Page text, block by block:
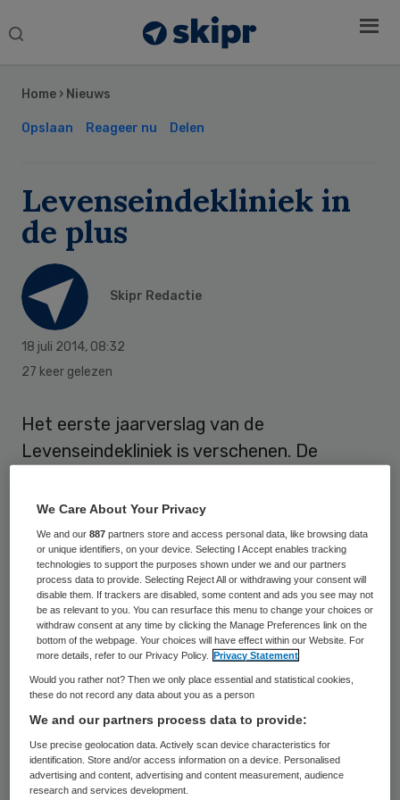
Search
Home › Nieuws
Opslaan Reageer nu Delen
Levenseindekliniek in
de plus
Skipr Redactie
18 juli 2014, 08:32
27 keer gelezen
Het eerste jaarverslag van de
Levenseindekliniek is verschenen. De
een positief resultaat van bijna 300.000
euro.
Dat resultaat is boven alle verwachtingen.
In de begroting was nog rekening gehouden
met een verlies van bijna 125.000 euro, zo is
te lezen in hetJaarverslag 2013.
Verzekeraars
In oktober vorig jaar leek het voortbestaan
van de kliniek nog in gevaar, omdat niet alle
Sidebar
We Care About Your Privacy
We and our887 partners store and access personal data, like browsing data
or unique identifiers, on your device. Selecting I Accept enables tracking
technologies to support the purposes shown under we and our partners
process data to provide. Selecting Reject All or withdrawing your consent will
disable them. If trackers are disabled, some content and ads you see may not
be as relevant to you. You can resurface this menu to change your choices or
withdraw consent at any time by clicking the Manage Preferences link on the
bottom of the webpage. Your choices will have effect within our Website. For
more details, refer to our Privacy Policy.
Privacy Statement
Would you rather not? Then we only place essential and statistical cookies,
these do not record any data about you as a person
We and our partners process data to provide:
Use precise geolocation data. Actively scan device characteristics for
identification. Store and/or access information on a device. Personalised
advertising and content, advertising and content measurement, audience
research and services development.